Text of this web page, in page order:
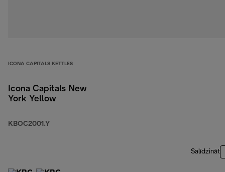
ICONA CAPITALS KETTLES
Icona Capitals New
York Yellow
KBOC2001.Y
Salīdzināt